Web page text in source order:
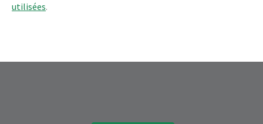
utilisées.